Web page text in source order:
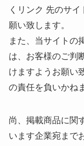
くリンク 先のサ
願い致します。
また、当サイトの
は、お客様のご判
けますようお願い
の責任を負いかね
尚、掲載商品に関
います企業宛まで